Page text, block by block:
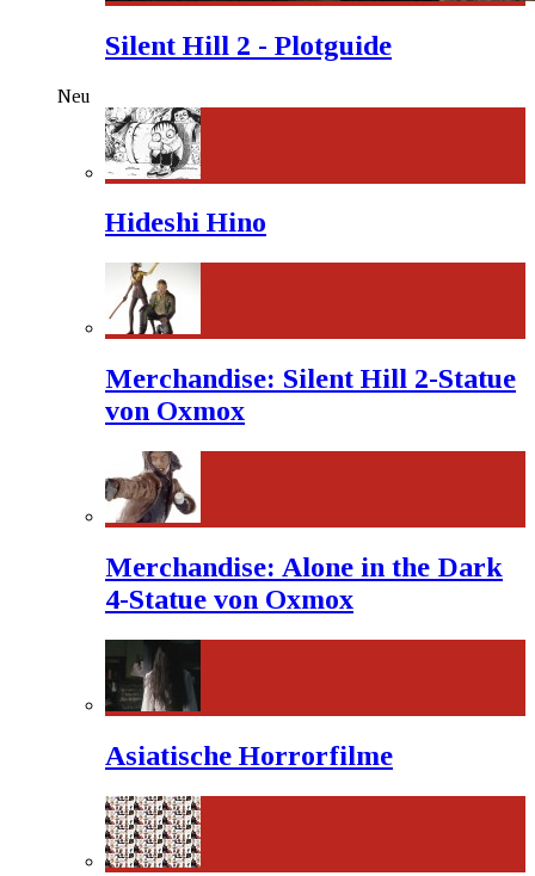
Silent Hill 2 - Plotguide
Neu
Hideshi Hino
Merchandise: Silent Hill 2-Statue
von Oxmox
Merchandise: Alone in the Dark
4-Statue von Oxmox
Asiatische Horrorfilme